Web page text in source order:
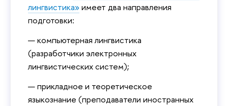
лингвистика»имеет два направления
подготовки:
компьютерная лингвистика
(разработчики электронных
лингвистических систем);
прикладное и теоретическое
языкознание (преподаватели иностранных